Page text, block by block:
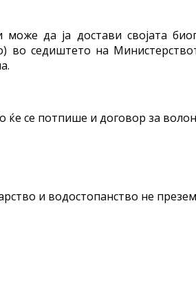
може да ја достави својата
седиштето на
ќе се потпише и договор за
и водостопанство не